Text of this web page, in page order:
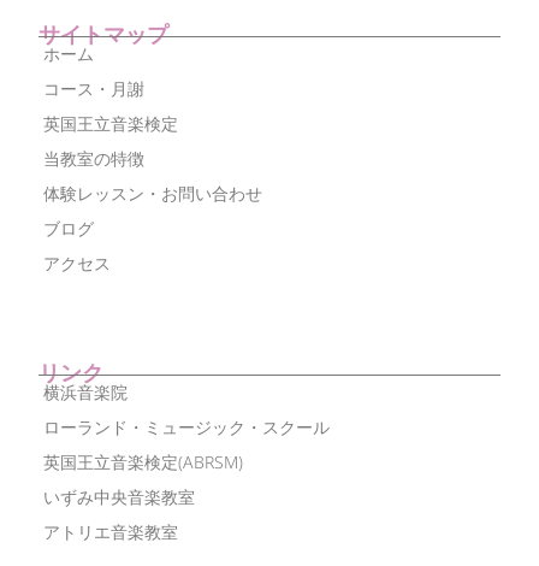
サイトマップ
ホーム
コース・月謝
英国王立音楽検定
当教室の特徴
体験レッスン・お問い合わせ
ブログ
アクセス
リンク
横浜音楽院
ローランド・ミュージック・スクール
英国王立音楽検定(ABRSM)
いずみ中央音楽教室
アトリエ音楽教室